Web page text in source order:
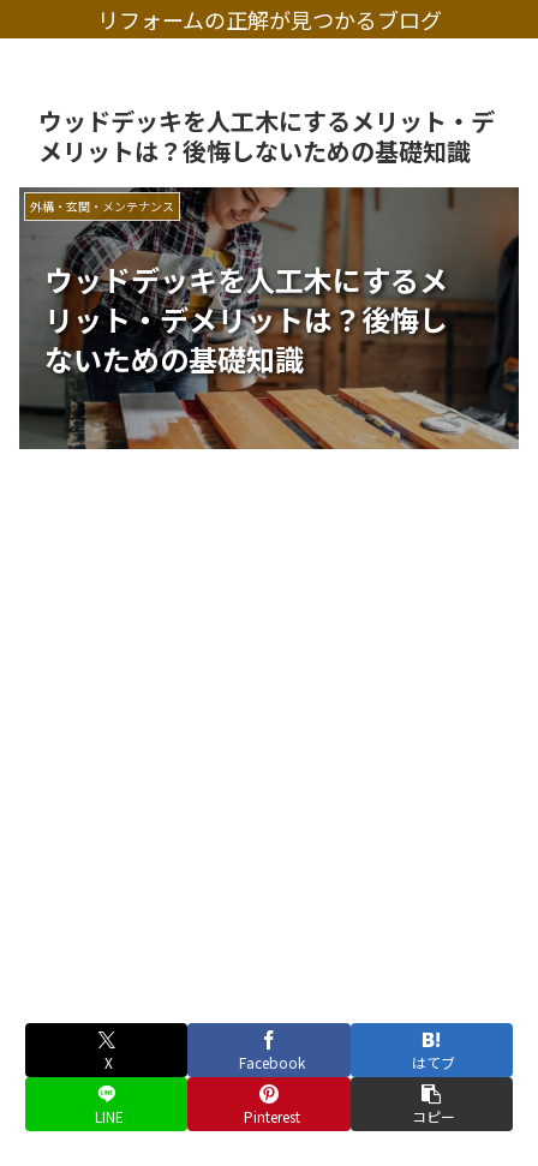
リフォームの正解が見つかるブログ
ウッドデッキを人工木にするメリット・デ
メリットは？後悔しないための基礎知識
ウッドデッキを人工木にするメ
リット・デメリットは？後悔し
ないための基礎知識
外構・玄関・メンテナンス
X Facebook はてブ
LINE Pinterest コピー